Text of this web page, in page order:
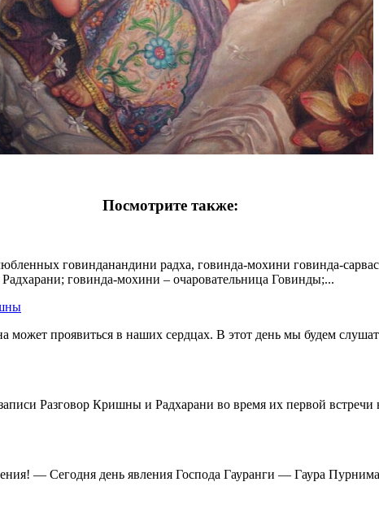
Посмотрите также:
говинданандини радха, говинда-мохини говинда-
говинда-мохини – очаровательница Говинды;...
проявиться в наших сердцах. В этот день мы будем
Разговор Кришны и Радхарани во время их первой
— Сегодня день явления Господа Гауранги — Гаура Пурнима!